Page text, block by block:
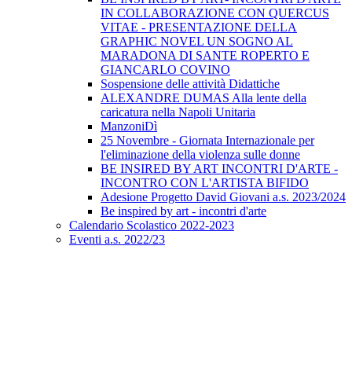
IN COLLABORAZIONE CON QUERCUS
VITAE - PRESENTAZIONE DELLA
GRAPHIC NOVEL UN SOGNO AL
MARADONA DI SANTE ROPERTO E
GIANCARLO COVINO
Sospensione delle attività Didattiche
ALEXANDRE DUMAS Alla lente della
caricatura nella Napoli Unitaria
ManzoniDì
25 Novembre - Giornata Internazionale per
l'eliminazione della violenza sulle donne
BE INSIRED BY ART INCONTRI D'ARTE -
INCONTRO CON L'ARTISTA BIFIDO
Adesione Progetto David Giovani a.s. 2023/2024
Be inspired by art - incontri d'arte
Calendario Scolastico 2022-2023
Eventi a.s. 2022/23